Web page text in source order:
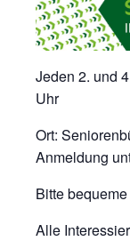
Jeden 2. und
Uhr
Ort:
Anmeldung
Bitte
Alle